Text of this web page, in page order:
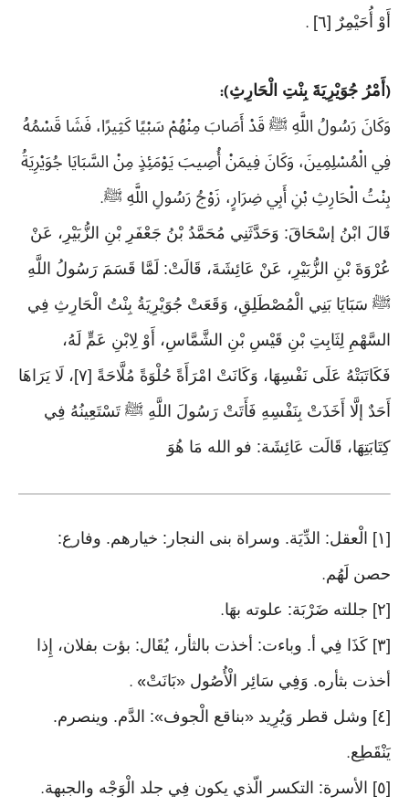
أَوْ أُحَيْمِرٌ [٦]
.
( أَمْرُ جُوَيْرِيَةَ بِنْتِ الْحَارِثِ):
وَكَانَ رَسُولُ اللَّهِ ﷺ قَدْ أَصَابَ مِنْهُمْ سَبْيًا كَثِيرًا، فَشَا قَسْمُهُ
فِي الْمُسْلِمِينَ، وَكَانَ فِيمَنْ أُصِيبَ يَوْمَئِذٍ مِنْ السَّبَايَا جُوَيْرِيَةُ
بِنْتُ الْحَارِثِ بْنِ أَبِي ضِرَارٍ، زَوْجُ رَسُولِ اللَّهِ ﷺ.
قَالَ ابْنُ إسْحَاقَ: وَحَدَّثَنِي مُحَمَّدُ بْنُ جَعْفَرِ بْنِ الزُّبَيْرِ، عَنْ
عُرْوَةَ بْنِ الزُّبَيْرِ، عَنْ عَائِشَةَ، قَالَتْ: لَمَّا قَسَمَ رَسُولُ اللَّهِ
ﷺ سَبَايَا بَنِي الْمُصْطَلِقِ، وَقَعَتْ جُوَيْرِيَةُ بِنْتُ الْحَارِثِ فِي
السَّهْمِ لِثَابِتِ بْنِ قَيْسِ بْنِ الشَّمَّاسِ، أَوْ لِابْنِ عَمٍّ لَهُ،
فَكَاتَبَتْهُ عَلَى نَفْسِهَا، وَكَانَتْ امْرَأَةً حُلْوَةً مُلَّاحَةً [٧]، لَا يَرَاهَا
أَحَدٌ إلَّا أَخَذَتْ بِنَفْسِهِ فَأَتَتْ رَسُولَ اللَّهِ ﷺ تَسْتَعِينُهُ فِي
كِتَابَتِهَا، قَالَت عَائِشَة: فو الله مَا هُوَ
[١] الْعقل: الدِّيَة. وسراة بنى النجار: خيارهم. وفارع:
حصن لَهُم.
[٢] جللته ضَرْبَة: علوته بهَا .
[٣] كَذَا فِي أ. وباءت: أخذت بالثأر، يُقَال: بؤت بفلان، إِذا
أخذت بثأره. وَفِي سَائِر الْأُصُول «بَانَتْ» .
[٤] وشل قطر وَيُرِيد «بناقع الْجوف»: الدَّم. وينصرم.
يَنْقَطِع.
[٥] الأسرة: التكسر الّذي يكون فِي جلد الْوَجْه والجبهة .